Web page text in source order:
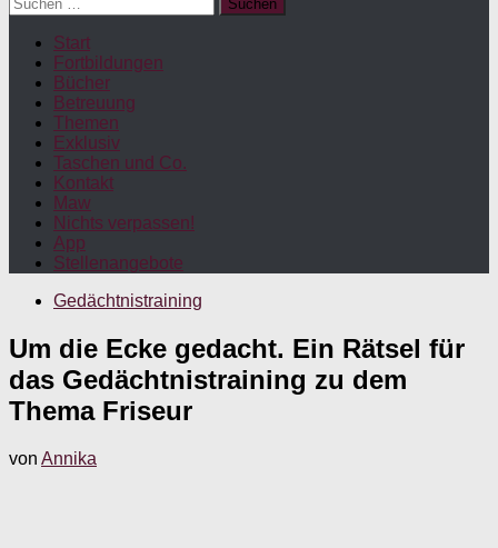
nach:
Start
Fortbildungen
Bücher
Betreuung
Themen
Exklusiv
Taschen und Co.
Kontakt
Maw
Nichts verpassen!
App
Stellenangebote
Gedächtnistraining
Um die Ecke gedacht. Ein Rätsel für
das Gedächtnistraining zu dem
Thema Friseur
von Annika